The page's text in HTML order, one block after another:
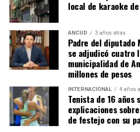
‘Chiquito’ con un manotazo
Luego,Pablo Solari, exjugador de
cruzado y la pelota pegó en el
anticipo de lo ocurriría en los
A los 90+2 minutos, el juez Darío
favor del elenco ‘millonario’, por
‘Pibe’ Solari quien se anticipó a su
colombiano Miguel Borja
máxima en gol
local de karaoke
ANCUD 3 años atras
Padre del diputado
se adjudicó cuatro
municipalidad de
millones de pesos
INTERNACIONAL 4 años
Tenista de 16 años
explicaciones
de festejo con su